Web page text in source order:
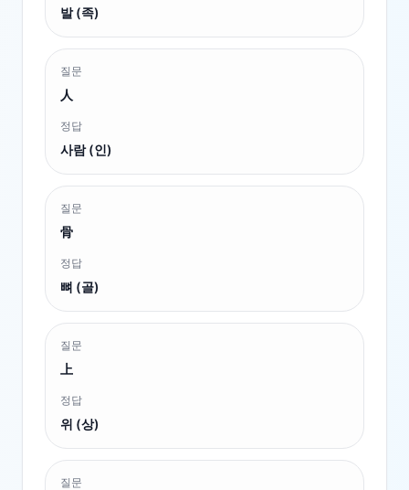
발 (족)
질문
人
정답
사람 (인)
질문
骨
정답
뼈 (골)
질문
上
정답
위 (상)
질문